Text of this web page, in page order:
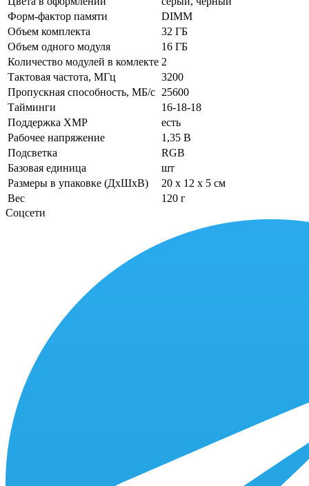
Форм-фактор памяти
DIMM
Объем комплекта
32 ГБ
Объем одного модуля
16 ГБ
Количество модулей в комлекте 2
Тактовая частота, МГц
3200
Пропускная способность, МБ/с 25600
Тайминги
16-18-18
Поддержка XMP
есть
Рабочее напряжение
1,35 В
Подсветка
RGB
Базовая единица
шт
Размеры в упаковке (ДхШхВ)
20 x 12 x 5 см
Вес
120 г
Соцсети